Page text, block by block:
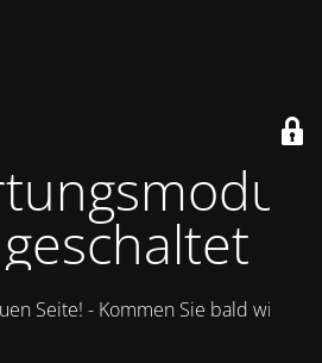
Seite! - Kommen Sie bald wieder.